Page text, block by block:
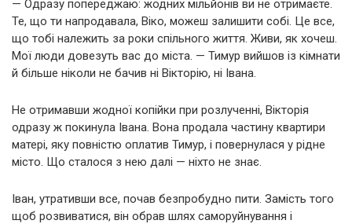
— Одразу попереджаю: жодних мільйонів ви не отримаєте.
Те, що ти напродавала, Віко, можеш залишити собі. Це все,
що тобі належить за роки спільного життя. Живи, як хочеш.
Мої люди довезуть вас до міста. — Тимур вийшов із кімнати
й більше ніколи не бачив ні Вікторію, ні Івана.
Не отримавши жодної копійки при розлученні, Вікторія
одразу ж покинула Івана. Вона продала частину квартири
матері, яку повністю оплатив Тимур, і повернулася у рідне
місто. Що сталося з нею далі — ніхто не знає.
Іван, утративши все, почав безпробудно пити. Замість того
щоб розвиватися, він обрав шлях саморуйнування і